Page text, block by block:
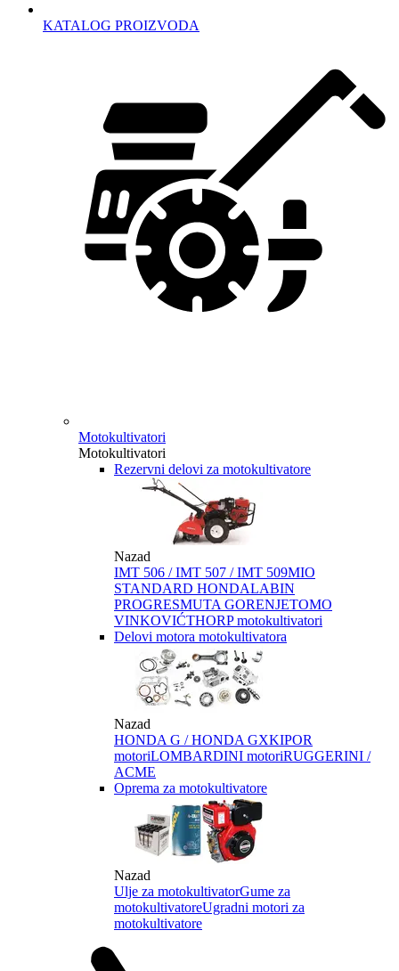
KATALOG PROIZVODA
Motokultivatori
Motokultivatori
Rezervni delovi za motokultivatore
Nazad
IMT 506 / IMT 507 / IMT 509MIO
STANDARD HONDALABIN
PROGRESMUTA GORENJETOMO
VINKOVIĆTHORP motokultivatori
Delovi motora motokultivatora
Nazad
HONDA G / HONDA GXKIPOR
motoriLOMBARDINI motoriRUGGERINI /
ACME
Oprema za motokultivatore
Nazad
Ulje za motokultivatorGume za
motokultivatoreUgradni motori za
motokultivatore